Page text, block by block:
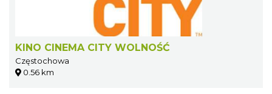
KINO CINEMA CITY WOLNOŚĆ
Częstochowa
0.56 km